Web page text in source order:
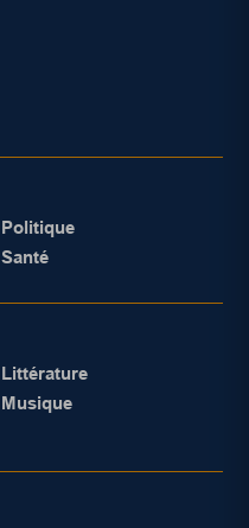
Politique
Santé
Littérature
Musique